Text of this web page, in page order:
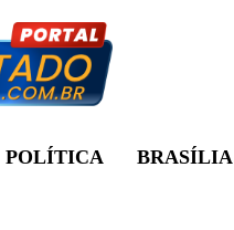
POLÍTICA BRASÍLIA